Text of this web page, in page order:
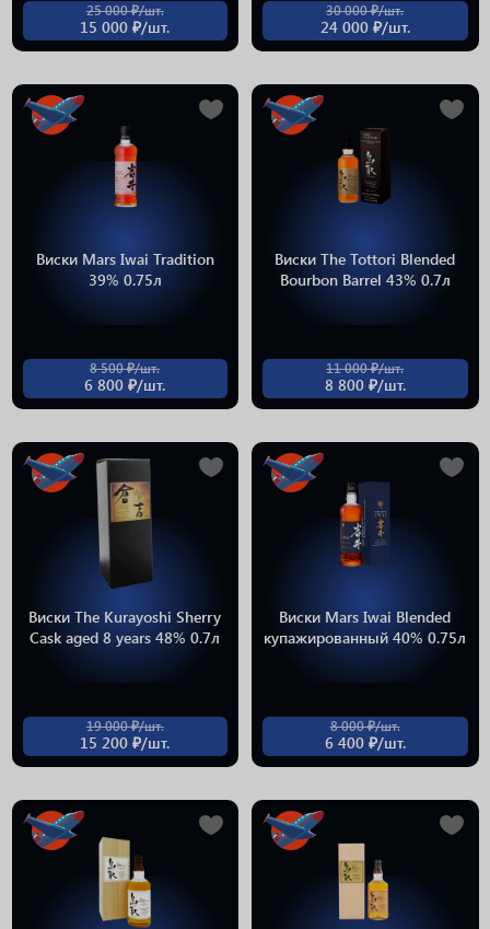
25 000 ₽/шт.
15 000 ₽/шт.
30 000 ₽/шт.
24 000 ₽/шт.
Виски Mars Iwai Tradition
39% 0.75л
8 500 ₽/шт.
6 800 ₽/шт.
Виски The Tottori Blended
Bourbon Barrel 43% 0.7л
11 000 ₽/шт.
8 800 ₽/шт.
Виски The Kurayoshi Sherry
Cask aged 8 years 48% 0.7л
19 000 ₽/шт.
15 200 ₽/шт.
Виски Mars Iwai Blended
купажированный 40% 0.75л
8 000 ₽/шт.
6 400 ₽/шт.